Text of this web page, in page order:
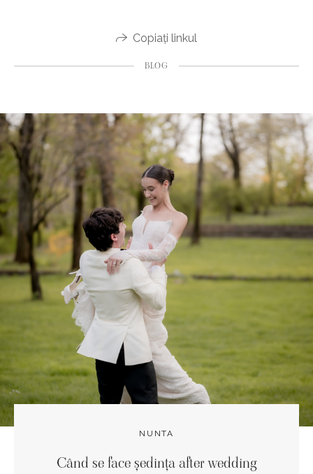
Copiați linkul
BLOG
NUNTA
Când se face ședința after wedding